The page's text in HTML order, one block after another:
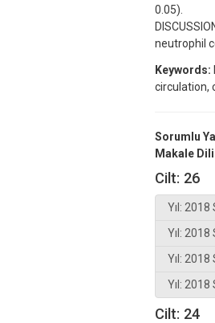
0.05).
neutrophil
Keywords:
circulation,
Sorumlu
Makale
Cilt: 26
Yıl: 2018
Yıl: 2018
Yıl: 2018
Yıl: 2018
Cilt: 24